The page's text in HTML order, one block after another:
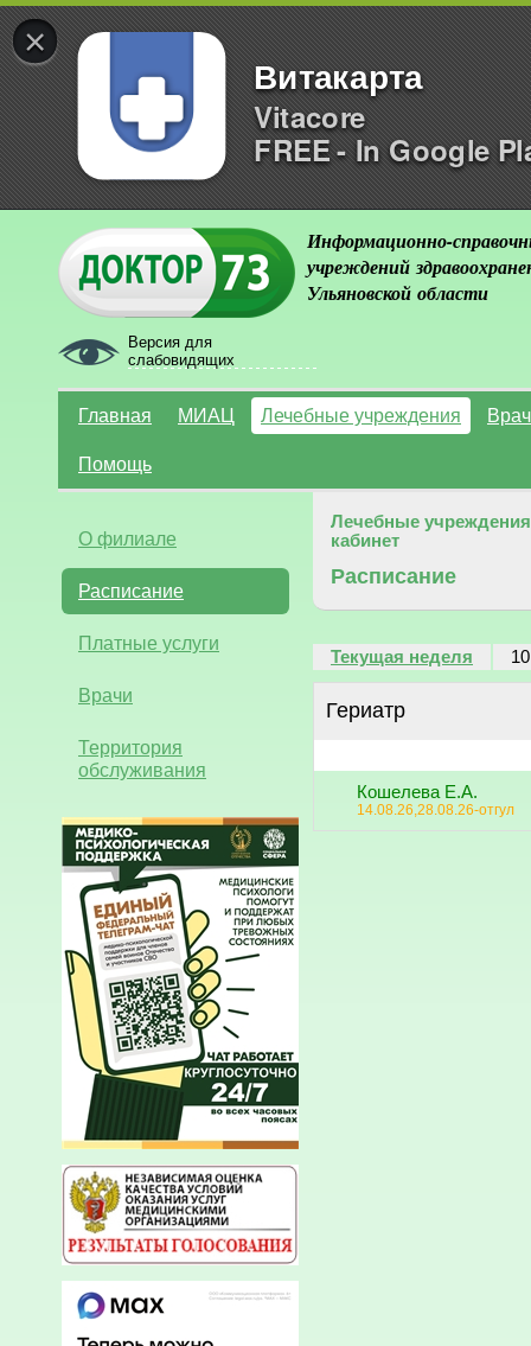
×
Витакарта
Vitacore
FREE - In Google
Версия для
слабовидящих
Информационно-
учреждений
Ульяновской области
Главная МИАЦ Лечебные учреждения
Помощь
О филиале
Расписание
Платные услуги
Врачи
Территория
обслуживания
Лечебные учреждения
кабинет
Расписание
Текущая неделя
Гериатр
Кошелева Е.А.
14.08.26,28.08.26-отгул